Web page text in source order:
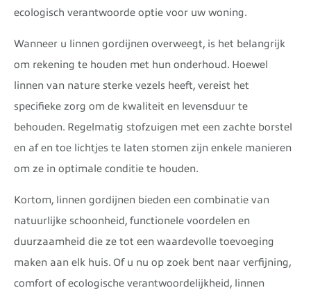
ecologisch verantwoorde optie voor uw woning.
Wanneer u linnen gordijnen overweegt, is het belangrijk
om rekening te houden met hun onderhoud. Hoewel
linnen van nature sterke vezels heeft, vereist het
specifieke zorg om de kwaliteit en levensduur te
behouden. Regelmatig stofzuigen met een zachte borstel
en af en toe lichtjes te laten stomen zijn enkele manieren
om ze in optimale conditie te houden.
Kortom, linnen gordijnen bieden een combinatie van
natuurlijke schoonheid, functionele voordelen en
duurzaamheid die ze tot een waardevolle toevoeging
maken aan elk huis. Of u nu op zoek bent naar verfijning,
comfort of ecologische verantwoordelijkheid, linnen